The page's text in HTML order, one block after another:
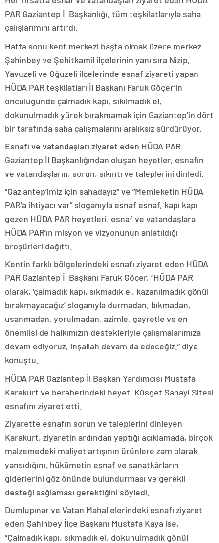
PAR Gaziantep İl Başkanlığı, tüm teşkilatlarıyla saha
çalışlarımını artırdı.
Hatfa sonu kent merkezi başta olmak üzere merkez
Şahinbey ve Şehitkamil ilçelerinin yanı sıra Nizip,
Yavuzeli ve Oğuzeli ilçelerinde esnaf ziyareti yapan
HÜDA PAR teşkilatları İl Başkanı Faruk Göçer’in
öncülüğünde çalmadık kapı, sıkılmadık el,
dokunulmadık yürek bırakmamak için Gaziantep’in dört
bir tarafında saha çalışmalarını aralıksız sürdürüyor.
Esnafı ve vatandaşları ziyaret eden HÜDA PAR
Gaziantep İl Başkanlığından oluşan heyetler, esnafın
ve vatandaşların, sorun, sıkıntı ve taleplerini dinledi.
“Gaziantep’imiz için sahadayız” ve “Memleketin HÜDA
PAR’a ihtiyacı var” sloganıyla esnaf esnaf, kapı kapı
gezen HÜDA PAR heyetleri, esnaf ve vatandaşlara
HÜDA PAR’ın misyon ve vizyonunun anlatıldığı
broşürleri dağıttı.
Kentin farklı bölgelerindeki esnafı ziyaret eden HÜDA
PAR Gaziantep İl Başkanı Faruk Göçer, “HÜDA PAR
olarak, ‘çalmadık kapı, sıkmadık el, kazanılmadık gönül
bırakmayacağız’ sloganıyla durmadan, bıkmadan,
usanmadan, yorulmadan, azimle, gayretle ve en
önemlisi de halkımızın destekleriyle çalışmalarımıza
devam ediyoruz, inşallah devam da edeceğiz.” diye
konuştu.
HÜDA PAR Gaziantep İl Başkan Yardımcısı Mustafa
Karakurt ve beraberindeki heyet, Küsget Sanayi Sitesi
esnafını ziyaret etti.
Ziyarette esnafın sorun ve taleplerini dinleyen
Karakurt, ziyaretin ardından yaptığı açıklamada, birçok
malzemedeki maliyet artışının ürünlere zam olarak
yansıdığını, hükümetin esnaf ve sanatkârların
giderlerini göz önünde bulundurması ve gerekli
desteği sağlaması gerektiğini söyledi.
Dumlupınar ve Vatan Mahallelerindeki esnafı ziyaret
eden Şahinbey İlçe Başkanı Mustafa Kaya ise,
“Çalmadık kapı, sıkmadık el, dokunulmadık gönül